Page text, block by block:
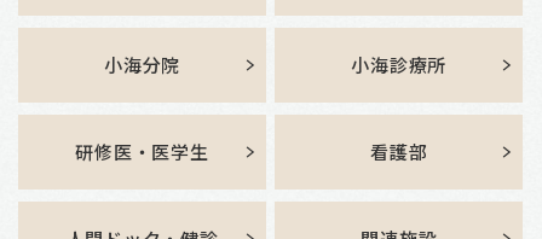
小海分院 小海診療所
研修医・医学生 看護部